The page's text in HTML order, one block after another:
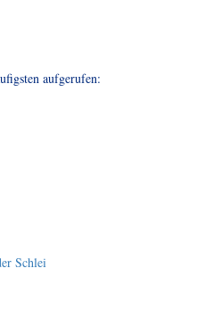
aufgerufen:
Schlei